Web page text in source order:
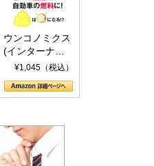
ホルムズ海峡危機で加速したエ
ネルギー転換が「中国依存」に
行き着くリスク
2026年5月14日
ウンコノミクス
(インターナシ
ョナル新書)
¥1,045（税込）